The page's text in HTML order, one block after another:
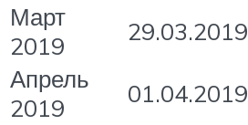
Март
2019
29.03.2019
Апрель
2019
01.04.2019